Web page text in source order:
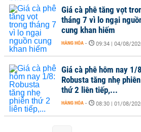
Giá cà phê tăng vọt
tháng 7 vì lo ngại
cung khan hiếm
HÀNG HÓA - 09:34 | 04/08/
Giá cà phê hôm nay 1/
Robusta tăng nhẹ phiên
thứ 2 liên tiếp,...
HÀNG HÓA - 08:30 | 01/08/